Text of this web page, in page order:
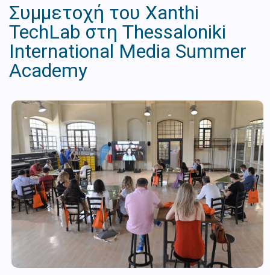
Συμμετοχή του Xanthi
TechLab στη Thessaloniki
International Media Summer
Academy